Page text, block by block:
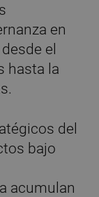
en
el
hasta la
del
bajo
acumulan